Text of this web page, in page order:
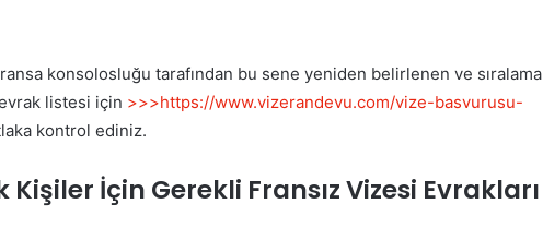
konsolosluğu tarafından bu sene yeniden belirlenen ve sıralama
listesi için >>>https://www.vizerandevu.com/vize-basvurusu-
kontrol ediniz.
Kişiler İçin Gerekli Fransız Vizesi Evrakları